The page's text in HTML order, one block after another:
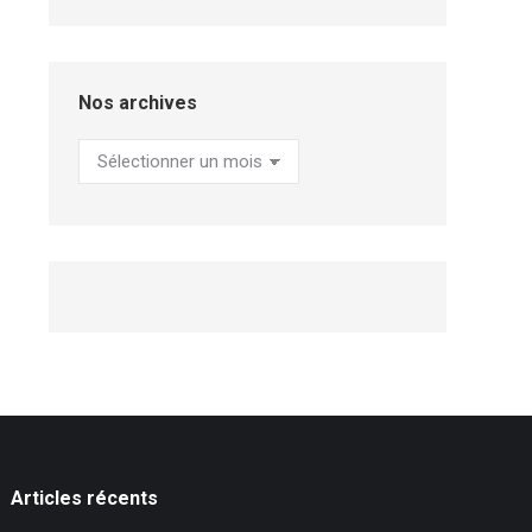
Nos archives
Nos
archives
Articles récents